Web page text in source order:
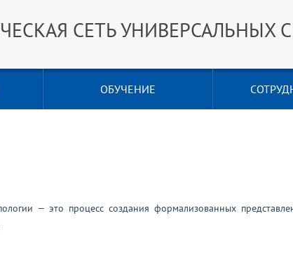
СЕТЬ УНИВЕРСАЛЬНЫХ
ОБУЧЕНИЕ
— это процесс создания формализованных